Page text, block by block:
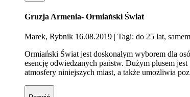
Gruzja Armenia- Ormiański Świat
Marek, Rybnik 16.08.2019 | Tagi: do 25 lat,
Ormiański Świat jest doskonałym wyborem dla
esencję odwiedzanych państw. Dużym plusem
atmosfery niniejszych miast, a także umożliwia